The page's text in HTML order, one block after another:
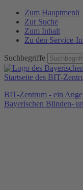
Zum Hauptmenü
Zur Suche
Zum Inhalt
Zu den Service-
Suchbegriffe
BIT-Zentrum - ein
Bayerischen Blinden-